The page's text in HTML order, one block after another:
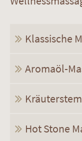
Klassische
Aromaöl-
Hot Stone